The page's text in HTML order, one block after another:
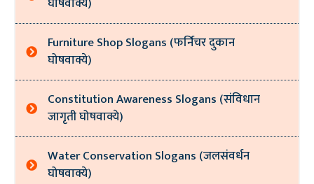
Furniture Shop Slogans (फर्निचर दुकान
घोषवाक्ये)
Constitution Awareness Slogans (संविधान
जागृती घोषवाक्ये)
Water Conservation Slogans (जलसंवर्धन
घोषवाक्ये)